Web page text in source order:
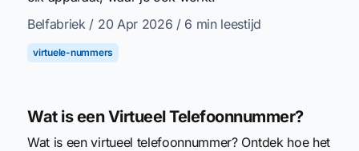
Belfabriek / 20 Apr 2026 / 6 min leestijd
virtuele-nummers
Wat is een Virtueel Telefoonnummer?
Wat is een virtueel telefoonnummer? Ontdek hoe het